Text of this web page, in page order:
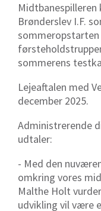
Brønderslev I.F.
sommerens
Lejeaftalen med
december 2025.
Administrerende
udtaler:
- Med den
omkring vores
Malthe Holt
udvikling vil være